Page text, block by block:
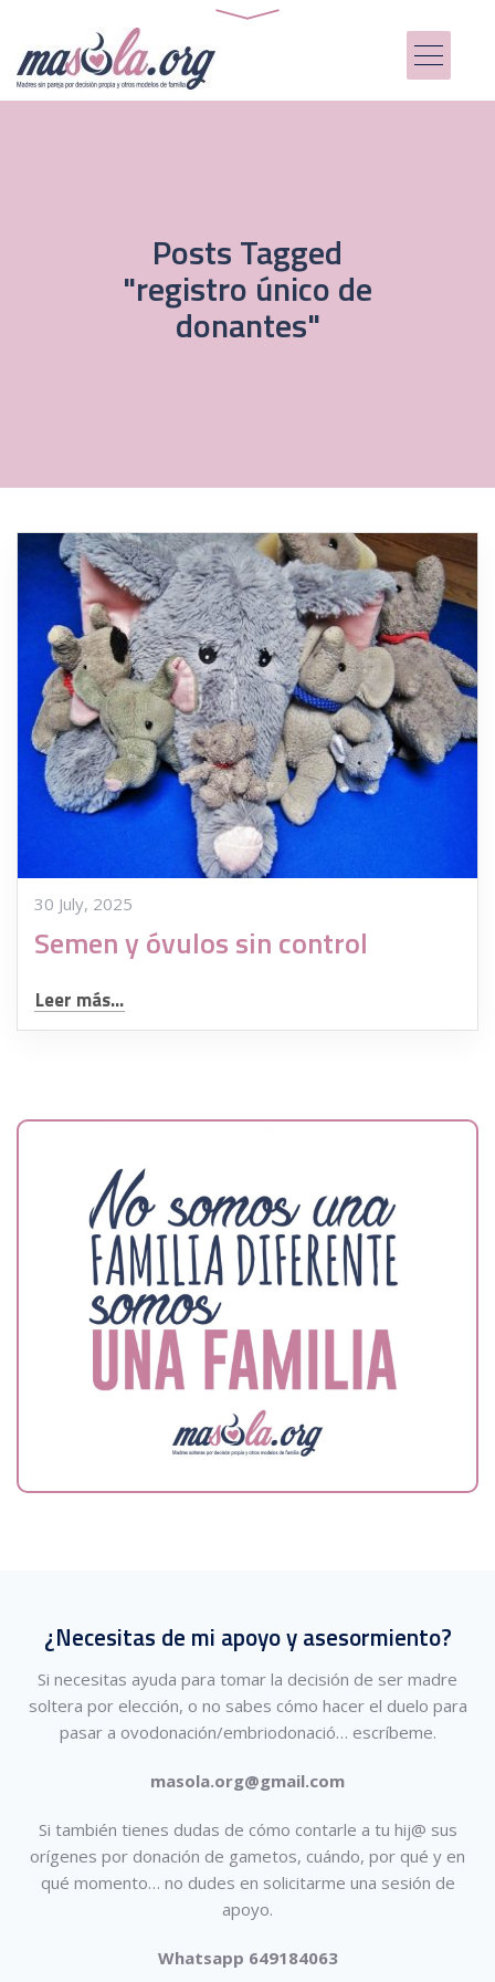
Posts Tagged
"registro único de
donantes"
30 July, 2025
Semen y óvulos sin control
Leer más...
¿Necesitas de mi apoyo y asesormiento?
Si necesitas ayuda para tomar la decisión de ser madre
soltera por elección, o no sabes cómo hacer el duelo para
pasar a ovodonación/embriodonació… escríbeme.
masola.org@gmail.com
Si también tienes dudas de cómo contarle a tu hij@ sus
orígenes por donación de gametos, cuándo, por qué y en
qué momento… no dudes en solicitarme una sesión de
apoyo.
Whatsapp 649184063